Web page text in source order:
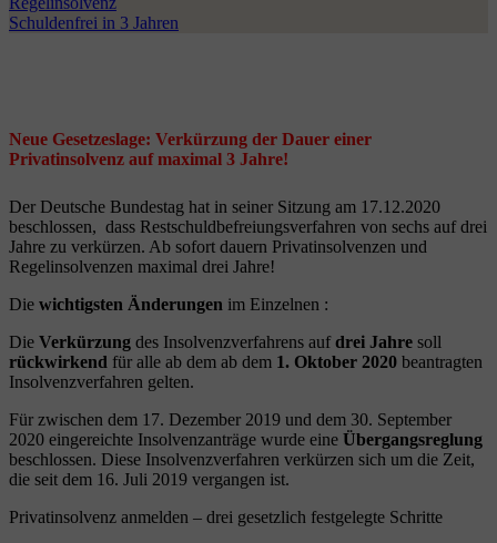
Schuldenfrei in 3 Jahren
Neue Gesetzeslage: Verkürzung der Dauer einer
Privatinsolvenz auf maximal 3 Jahre!
Der Deutsche Bundestag hat in seiner Sitzung am 17.12.2020
beschlossen, dass Restschuldbefreiungsverfahren von sechs auf drei
Jahre zu verkürzen. Ab sofort dauern Privatinsolvenzen und
Regelinsolvenzen maximal drei Jahre!
Die wichtigsten Änderungen im Einzelnen :
Die Verkürzung des Insolvenzverfahrens aufdrei Jahre soll
rückwirkend für alle ab dem ab dem 1. Oktober 2020 beantragten
Insolvenzverfahren gelten.
Für zwischen dem 17. Dezember 2019 und dem 30. September
2020 eingereichte Insolvenzanträge wurde eine Übergangsreglung
beschlossen. Diese Insolvenzverfahren verkürzen sich um die Zeit,
die seit dem 16. Juli 2019 vergangen ist.
Privatinsolvenz anmelden – drei gesetzlich festgelegte Schritte